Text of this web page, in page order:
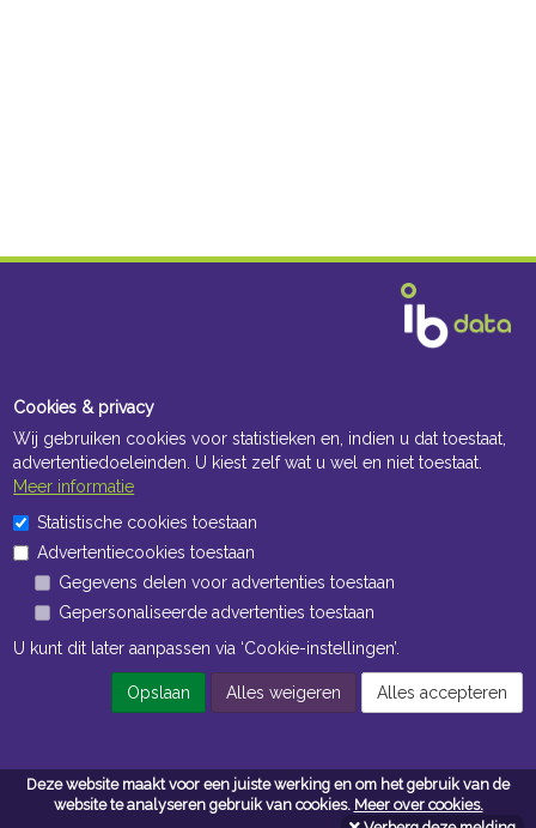
Deze website maakt voor een juiste werking en om het gebruik van de
website te analyseren gebruik van cookies. Meer over cookies.
Openingstijden Kantoor
ma t/m vr 8:30 uur tot 17:00 uur
Openingstijden Magazijn
ma t/m vr 7:00 uur tot 16:30 uur
Algemene voorwaarden
Cookies & privacy
Wij gebruiken cookies voor statistieken en, indien u dat toestaat,
advertentiedoeleinden. U kiest zelf wat u wel en niet toestaat.
Meer informatie
Statistische cookies toestaan
Advertentiecookies toestaan
Gegevens delen voor advertenties toestaan
Gepersonaliseerde advertenties toestaan
U kunt dit later aanpassen via ‘Cookie-instellingen’.
Opslaan Alles weigeren Alles accepteren